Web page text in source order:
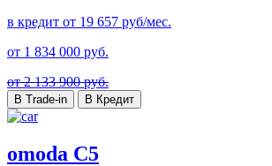
в кредит от 19 657 руб/мес.
от 1 834 000 руб.
от 2 133 900 руб.
В Trade-in В Кредит
omoda C5